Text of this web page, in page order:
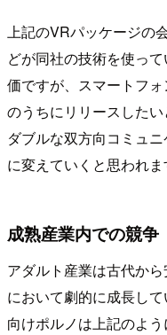
上記のVRパッケージの
どが同社の技術を使っ
価ですが、スマートフ
のうちにリリースした
ダブルな双方向コミュ
に変えていくと思われま
成熟産業内での競争
アダルト産業は古代か
において劇的に成長し
向けポルノは上記のよ